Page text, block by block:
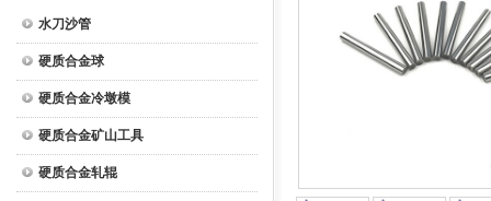
水刀沙管
硬质合金球
硬质合金冷墩模
硬质合金矿山工具
硬质合金轧辊